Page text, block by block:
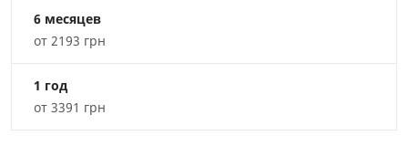
6 месяцев
от 2193 грн
1 год
от 3391 грн